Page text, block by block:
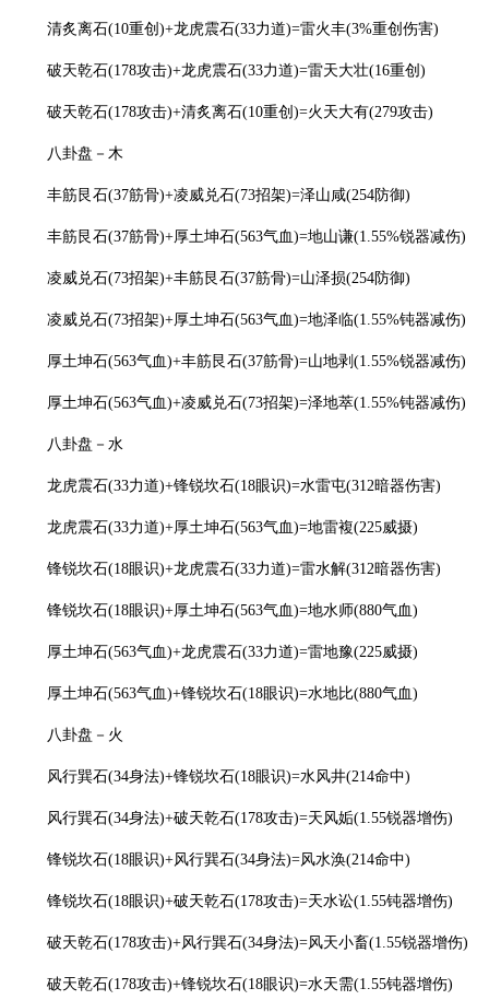
清炙离石(10重创)+龙虎震石(33力道)=雷火丰(3%重创伤害)
破天乾石(178攻击)+龙虎震石(33力道)=雷天大壮(16重创)
破天乾石(178攻击)+清炙离石(10重创)=火天大有(279攻击)
八卦盘－木
丰筋艮石(37筋骨)+凌威兑石(73招架)=泽山咸(254防御)
丰筋艮石(37筋骨)+厚土坤石(563气血)=地山谦(1.55%锐器减伤)
凌威兑石(73招架)+丰筋艮石(37筋骨)=山泽损(254防御)
凌威兑石(73招架)+厚土坤石(563气血)=地泽临(1.55%钝器减伤)
厚土坤石(563气血)+丰筋艮石(37筋骨)=山地剥(1.55%锐器减伤)
厚土坤石(563气血)+凌威兑石(73招架)=泽地萃(1.55%钝器减伤)
八卦盘－水
龙虎震石(33力道)+锋锐坎石(18眼识)=水雷屯(312暗器伤害)
龙虎震石(33力道)+厚土坤石(563气血)=地雷複(225威摄)
锋锐坎石(18眼识)+龙虎震石(33力道)=雷水解(312暗器伤害)
锋锐坎石(18眼识)+厚土坤石(563气血)=地水师(880气血)
厚土坤石(563气血)+龙虎震石(33力道)=雷地豫(225威摄)
厚土坤石(563气血)+锋锐坎石(18眼识)=水地比(880气血)
八卦盘－火
风行巽石(34身法)+锋锐坎石(18眼识)=水风井(214命中)
风行巽石(34身法)+破天乾石(178攻击)=天风姤(1.55锐器增伤)
锋锐坎石(18眼识)+风行巽石(34身法)=风水涣(214命中)
锋锐坎石(18眼识)+破天乾石(178攻击)=天水讼(1.55钝器增伤)
破天乾石(178攻击)+风行巽石(34身法)=风天小畜(1.55锐器增伤)
破天乾石(178攻击)+锋锐坎石(18眼识)=水天需(1.55钝器增伤)